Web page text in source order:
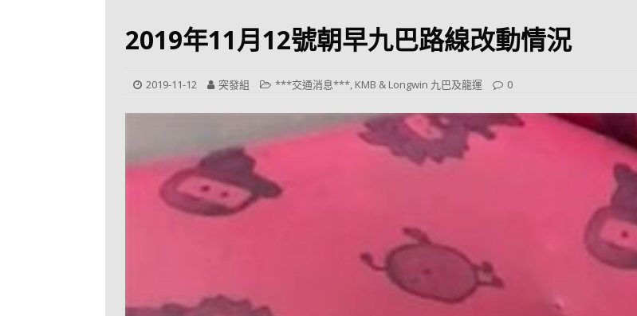
[ 2026-06-24 ] 校巴終於第一滴血了
巴壇隨手寫
[ 2026-06-22 ] Adidas FIFA 世界盃 The Yard 巴士巡遊 CITYBUS 城巴
2019年11月12號朝早九巴路線改動情況
2019-11-12 突發組 ***交通消息***, KMB & Longwin 九巴及龍運 0